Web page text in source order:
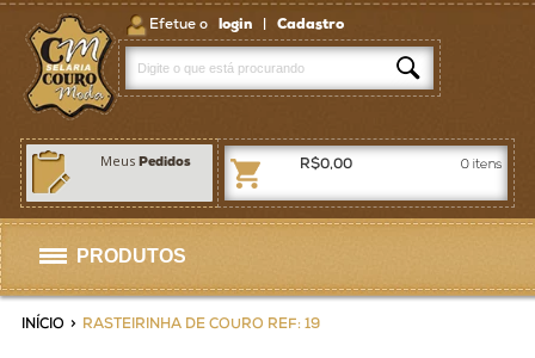
Efetue o login Cadastro
MeusPedidos 0itens
R$0,00
PRODUTOS
Selas
INÍCIO > RASTEIRINHA DE COURO REF: 19